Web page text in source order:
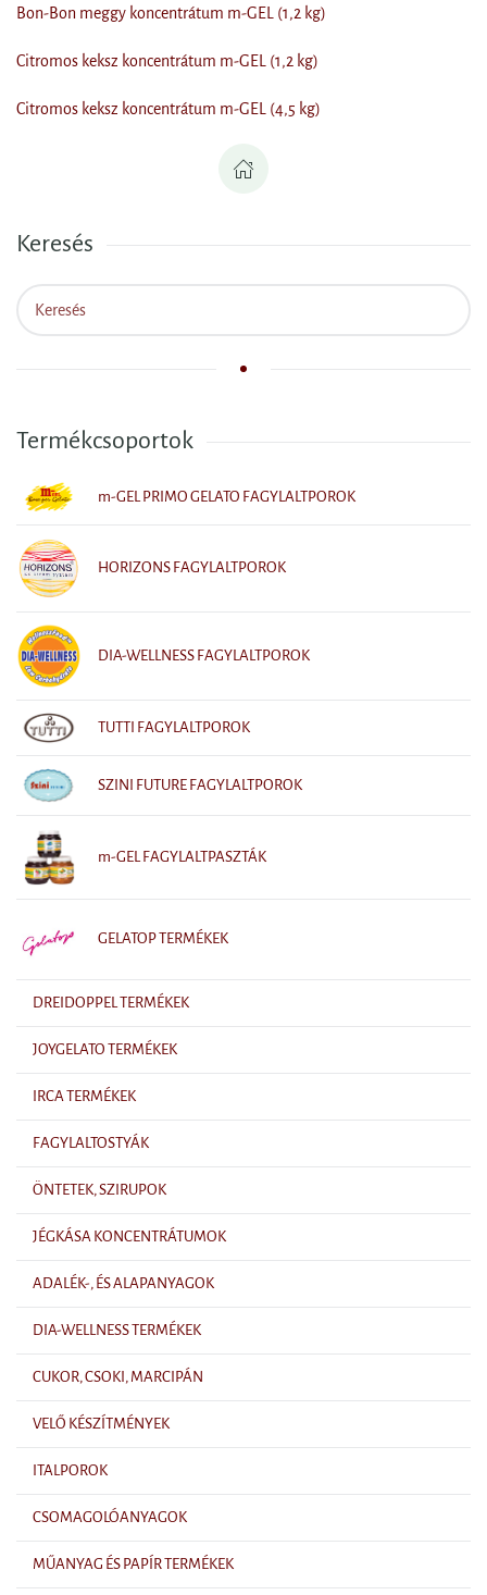
Bon-Bon meggy koncentrátum m-GEL (1,2 kg)
Citromos keksz koncentrátum m-GEL (1,2 kg)
Citromos keksz koncentrátum m-GEL (4,5 kg)
Keresés
Termékcsoportok
m-GEL PRIMO GELATO FAGYLALTPOROK
HORIZONS FAGYLALTPOROK
DIA-WELLNESS FAGYLALTPOROK
TUTTI FAGYLALTPOROK
SZINI FUTURE FAGYLALTPOROK
m-GEL FAGYLALTPASZTÁK
GELATOP TERMÉKEK
DREIDOPPEL TERMÉKEK
JOYGELATO TERMÉKEK
IRCA TERMÉKEK
FAGYLALTOSTYÁK
ÖNTETEK, SZIRUPOK
JÉGKÁSA KONCENTRÁTUMOK
ADALÉK-, ÉS ALAPANYAGOK
DIA-WELLNESS TERMÉKEK
CUKOR, CSOKI, MARCIPÁN
VELŐ KÉSZÍTMÉNYEK
ITALPOROK
CSOMAGOLÓANYAGOK
MŰANYAG ÉS PAPÍR TERMÉKEK